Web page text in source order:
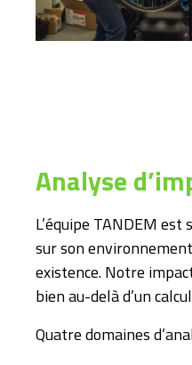
Analyse
L’équipe TANDEM est
sur son
existence. Notre
bien au-delà d’un
Quatre domaines